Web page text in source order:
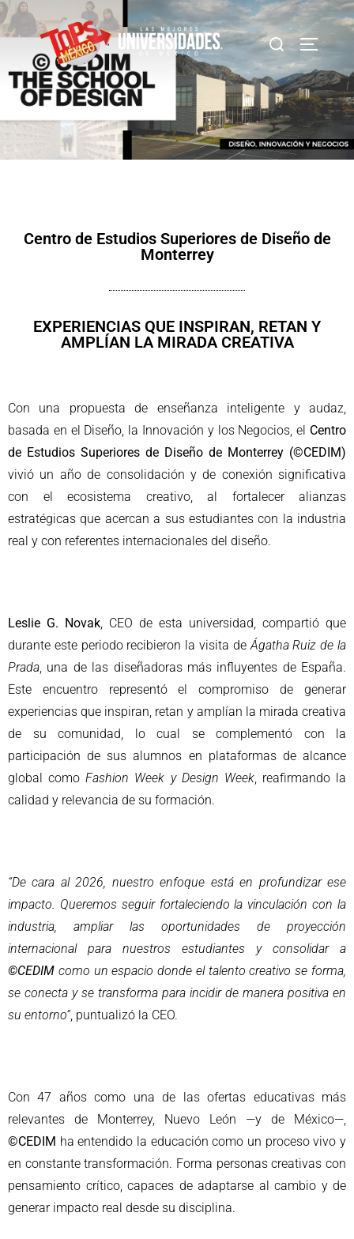
Centro de Estudios Superiores de Diseño de
Monterrey
EXPERIENCIAS QUE INSPIRAN, RETAN Y
AMPLÍAN LA MIRADA CREATIVA
Con una propuesta de enseñanza inteligente y audaz,
basada en el Diseño, la Innovación y los Negocios, el Centro
de Estudios Superiores de Diseño de Monterrey (©CEDIM)
vivió un año de consolidación y de conexión significativa
con el ecosistema creativo, al fortalecer alianzas
estratégicas que acercan a sus estudiantes con la industria
real y con referentes internacionales del diseño.
Leslie G. Novak , CEO de esta universidad, compartió que
durante este periodo recibieron la visita de Ágatha Ruiz de la
Prada , una de las diseñadoras más influyentes de España.
Este encuentro representó el compromiso de generar
experiencias que inspiran, retan y amplían la mirada creativa
de su comunidad, lo cual se complementó con la
participación de sus alumnos en plataformas de alcance
global comoFashion Week y Design Week, reafirmando la
calidad y relevancia de su formación.
“De cara al 2026, nuestro enfoque está en profundizar ese
impacto. Queremos seguir fortaleciendo la vinculación con la
industria, ampliar las oportunidades de proyección
internacional para nuestros estudiantes y consolidar a
©CEDIM como un espacio donde el talento creativo se forma,
se conecta y se transforma para incidir de manera positiva en
su entorno”, puntualizó la CEO.
Con 47 años como una de las ofertas educativas más
relevantes de Monterrey, Nuevo León —y de México—,
©CEDIM ha entendido la educación como un proceso vivo y
en constante transformación. Forma personas creativas con
pensamiento crítico, capaces de adaptarse al cambio y de
generar impacto real desde su disciplina.